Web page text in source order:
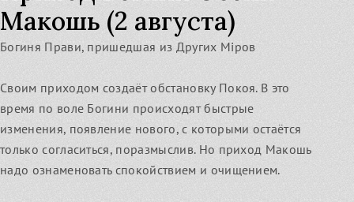
Макошь (2 августа)
Богиня Прави, пришедшая из Других Мiров
Своим приходом создаёт обстановку Покоя. В это
время по воле Богини происходят быстрые
изменения, появление нового, с которыми остаётся
только согласиться, поразмыслив. Но приход Макошь
надо ознаменовать спокойствием и очищением.